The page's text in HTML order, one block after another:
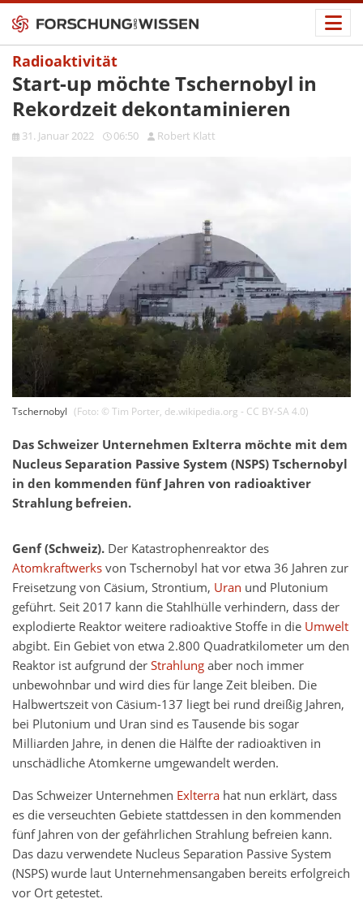
Radioaktivität
Start-up möchte Tschernobyl in
Rekordzeit dekontaminieren
31. Januar 2022 06:50 Robert Klatt
Tschernobyl (Foto: © Tim Porter, de.wikipedia.org - CC BY-SA 4.0)
Das Schweizer Unternehmen Exlterra möchte mit dem
Nucleus Separation Passive System (NSPS) Tschernobyl
in den kommenden fünf Jahren von radioaktiver
Strahlung befreien.
Genf (Schweiz). Der Katastrophenreaktor des
Atomkraftwerksvon Tschernobyl hat vor etwa 36 Jahren zur
Freisetzung von Cäsium, Strontium, Uran und Plutonium
geführt. Seit 2017 kann die Stahlhülle verhindern, dass der
explodierte Reaktor weitere radioaktive Stoffe in die Umwelt
abgibt. Ein Gebiet von etwa 2.800 Quadratkilometer um den
Reaktor ist aufgrund derStrahlungaber noch immer
unbewohnbar und wird dies für lange Zeit bleiben. Die
Halbwertszeit von Cäsium-137 liegt bei rund dreißig Jahren,
bei Plutonium und Uran sind es Tausende bis sogar
Milliarden Jahre, in denen die Hälfte der radioaktiven in
unschädliche Atomkerne umgewandelt werden.
Das Schweizer Unternehmen Exlterra hat nun erklärt, dass
es die verseuchten Gebiete stattdessen in den kommenden
fünf Jahren von der gefährlichen Strahlung befreien kann.
Das dazu verwendete Nucleus Separation Passive System
(NSPS) wurde laut Unternehmensangaben bereits erfolgreich
vor Ort getestet.